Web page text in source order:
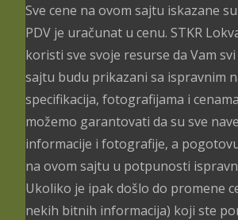
Sve cene na ovom sajtu iskazane
PDV je uračunat u cenu. STKR
koristi sve svoje resurse da Vam
sajtu budu prikazani sa ispravnim
specifikacija, fotografijama i
možemo garantovati da su sve
informacije i fotografije, a
na ovom sajtu u potpunosti
Ukoliko je ipak došlo do promene
nekih bitnih informacija) koji ste